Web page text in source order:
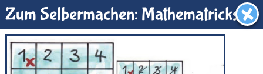
Benjamin-Zimmer
Zum Selbermachen: Mathematricks